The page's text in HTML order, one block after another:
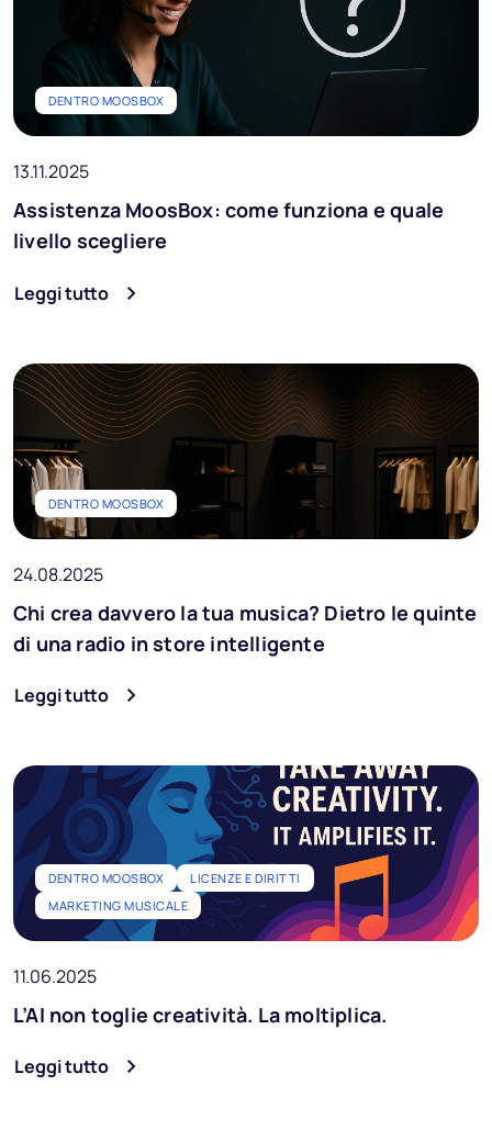
DENTRO MOOSBOX
13.11.2025
Assistenza MoosBox: come funziona e quale
livello scegliere
Leggi tutto
DENTRO MOOSBOX
24.08.2025
Chi crea davvero la tua musica? Dietro le quinte
di una radio in store intelligente
Leggi tutto
DENTRO MOOSBOX
LICENZE E DIRITTI
MARKETING MUSICALE
11.06.2025
L’AI non toglie creatività. La moltiplica.
Leggi tutto